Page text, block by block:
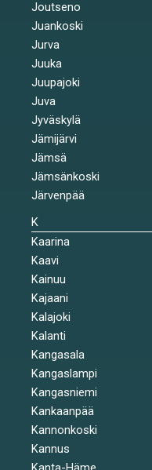
Joutseno
Juankoski
Jurva
Juuka
Juupajoki
Juva
Jyväskylä
Jämijärvi
Jämsä
Jämsänkoski
Järvenpää
K
Kaarina
Kaavi
Kainuu
Kajaani
Kalajoki
Kalanti
Kangasala
Kangaslampi
Kangasniemi
Kankaanpää
Kannonkoski
Kannus